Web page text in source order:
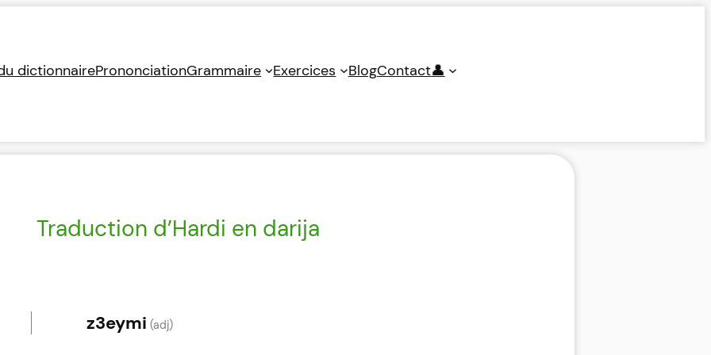
dictionnairePrononciationGrammaire Exercices BlogContact👤
Traduction d’Hardi en darija
z3eymi (adj)